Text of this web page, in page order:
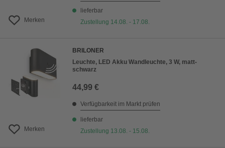
Merken
lieferbar
Zustellung 14.08. - 17.08.
Merken
BRILONER
Leuchte, LED Akku Wandleuchte, 3 W, matt-
schwarz
44,99 €
Verfügbarkeit im Markt prüfen
lieferbar
Zustellung 13.08. - 15.08.